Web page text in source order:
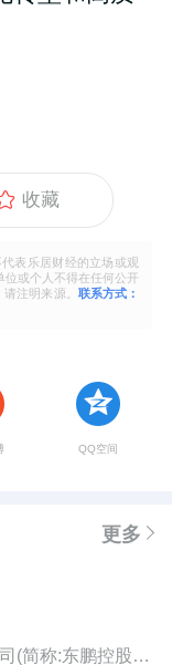
收藏
表乐居财经的立场或观
位或个人不得在任何公开
注明来源。 联系方式：
QQ空间
更多
广东东鹏控股股份有限公司(简称:东鹏控股,股票代码:003012)始创于1972年,是国内领先的整体家居解决方案提供商。拥有瓷砖、整装卫浴、生态新材、整体家居等业务,致力于向消费者提供舒适的空间解决方案、高品质的产品配置和人性化的真情服务。除自有产品和服务外,东鹏控股还是意大利Rex、Cerim中国独家运营商,同时代理西班牙Grespania墙地砖并于2014年收购德国高端卫浴品牌innoci。2020年10月19日,东鹏控股在深交所上市,成功登陆资本市场的舞台!